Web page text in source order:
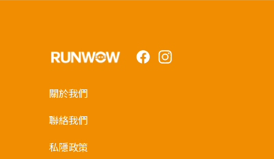
FacebookInstagram
關於我們
聯絡我們
私隱政策